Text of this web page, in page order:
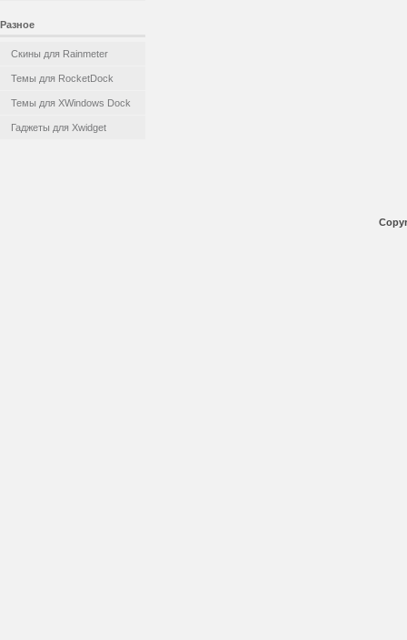
Разное
Скины для Rainmeter
Темы для RocketDock
Темы для XWindows Dock
Гаджеты для Xwidget